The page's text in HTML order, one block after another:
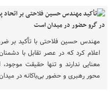
مهندس حسین فلاحتی با تأکید بر
اعلام کرد که در عصر تقابل با
معنایی ندارند و تنها حقیقت
محور رهبری و حضور بی‌باکانه در